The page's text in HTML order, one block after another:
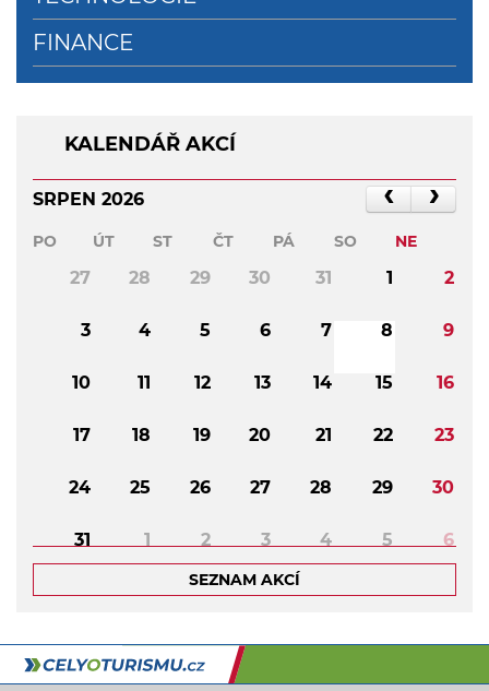
FINANCE
KALENDÁŘ AKCÍ
SRPEN 2026
PO ÚT ST ČT PÁ SO NE
27 28 29 30 31 1 2
3 4 5 6 7 8 9
10 11 12 13 14 15 16
17 18 19 20 21 22 23
24 25 26 27 28 29 30
31 1 2 3 4 5 6
SEZNAM AKCÍ